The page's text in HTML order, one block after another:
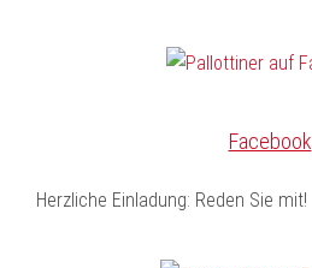
Facebook
Herzliche Einladung: Reden Sie mit!